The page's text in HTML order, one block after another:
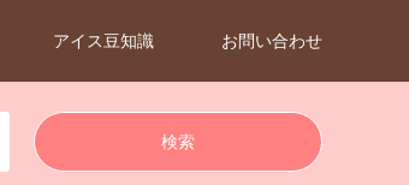
アイス豆知識 お問い合わせ